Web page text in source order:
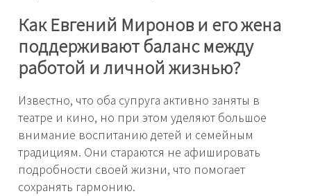
Как Евгений Миронов и его жена
поддерживают баланс между
работой и личной жизнью?
Известно, что оба супруга активно заняты в
театре и кино, но при этом уделяют большое
внимание воспитанию детей и семейным
традициям. Они стараются не афишировать
подробности своей жизни, что помогает
сохранять гармонию.